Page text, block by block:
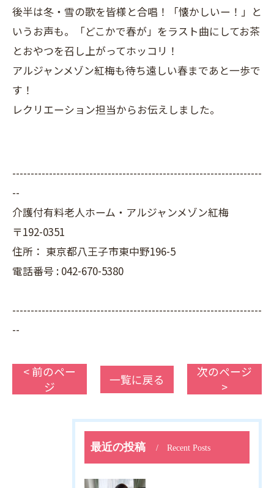
後半は冬・雪の歌を皆様と合唱！「懐かしいー！」と
いうお声も。「どこかで春が」をラスト曲にしてお茶
とおやつを召し上がってホッコリ！
アルジャンメゾン紅梅も待ち遠しい春まであと一歩で
す！
レクリエーション担当からお伝えしました。
--------------------------------------------------------------------
--
介護付有料老人ホーム・アルジャンメゾン紅梅
〒192-0351
住所： 東京都八王子市東中野196-5
電話番号 : 042-670-5380
--------------------------------------------------------------------
--
< 前のペー
ジ
一覧に戻る
次のページ
>
最近の投稿 Recent Posts